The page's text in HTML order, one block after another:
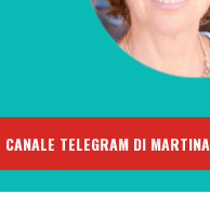
TELEGRAM DI